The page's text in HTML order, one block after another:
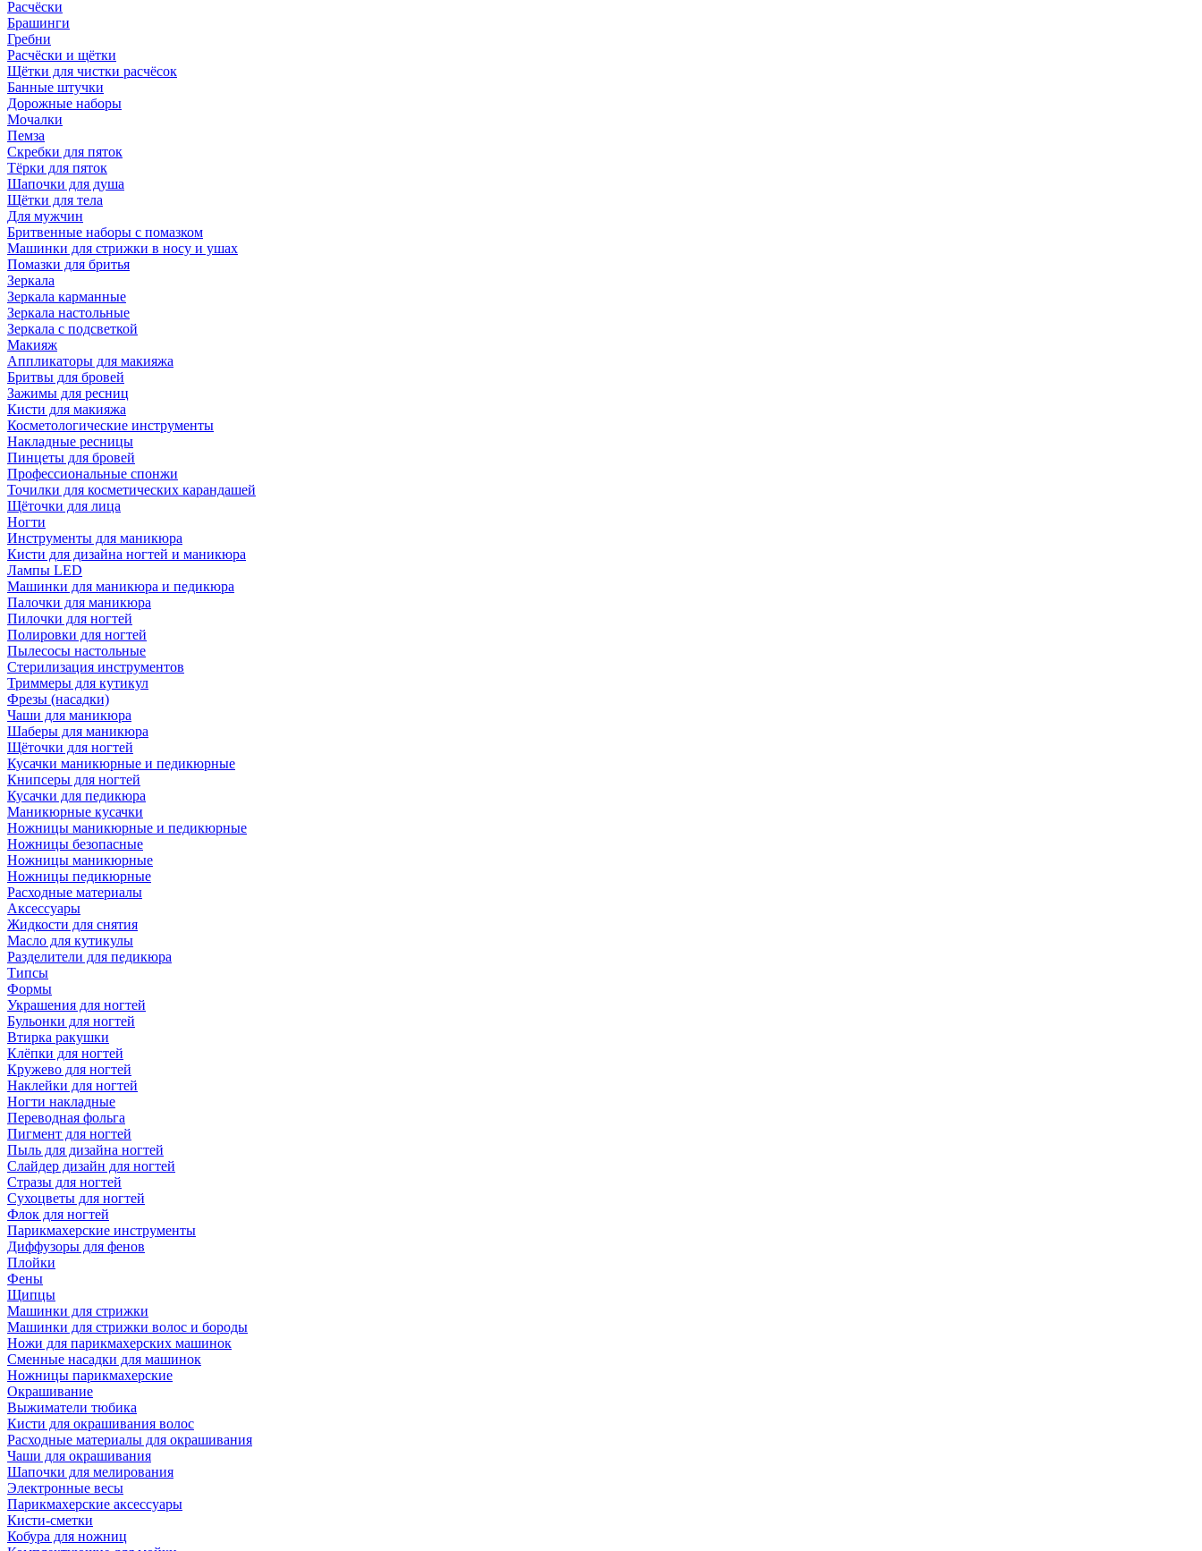
Расчёски
Брашинги
Гребни
Расчёски и щётки
Щётки для чистки расчёсок
Банные штучки
Дорожные наборы
Мочалки
Пемза
Скребки для пяток
Тёрки для пяток
Шапочки для душа
Щётки для тела
Для мужчин
Бритвенные наборы с помазком
Машинки для стрижки в носу и ушах
Помазки для бритья
Зеркала
Зеркала карманные
Зеркала настольные
Зеркала с подсветкой
Макияж
Аппликаторы для макияжа
Бритвы для бровей
Зажимы для ресниц
Кисти для макияжа
Косметологические инструменты
Накладные ресницы
Пинцеты для бровей
Профессиональные спонжи
Точилки для косметических карандашей
Щёточки для лица
Ногти
Инструменты для маникюра
Кисти для дизайна ногтей и маникюра
Лампы LED
Машинки для маникюра и педикюра
Палочки для маникюра
Пилочки для ногтей
Полировки для ногтей
Пылесосы настольные
Стерилизация инструментов
Триммеры для кутикул
Фрезы (насадки)
Чаши для маникюра
Шаберы для маникюра
Щёточки для ногтей
Кусачки маникюрные и педикюрные
Книпсеры для ногтей
Кусачки для педикюра
Маникюрные кусачки
Ножницы маникюрные и педикюрные
Ножницы безопасные
Ножницы маникюрные
Ножницы педикюрные
Расходные материалы
Аксессуары
Жидкости для снятия
Масло для кутикулы
Разделители для педикюра
Типсы
Формы
Украшения для ногтей
Бульонки для ногтей
Втирка ракушки
Клёпки для ногтей
Кружево для ногтей
Наклейки для ногтей
Ногти накладные
Переводная фольга
Пигмент для ногтей
Пыль для дизайна ногтей
Слайдер дизайн для ногтей
Стразы для ногтей
Сухоцветы для ногтей
Флок для ногтей
Парикмахерские инструменты
Диффузоры для фенов
Плойки
Фены
Щипцы
Машинки для стрижки
Машинки для стрижки волос и бороды
Ножи для парикмахерских машинок
Сменные насадки для машинок
Ножницы парикмахерские
Окрашивание
Выжиматели тюбика
Кисти для окрашивания волос
Расходные материалы для окрашивания
Чаши для окрашивания
Шапочки для мелирования
Электронные весы
Парикмахерские аксессуары
Кисти-сметки
Кобура для ножниц